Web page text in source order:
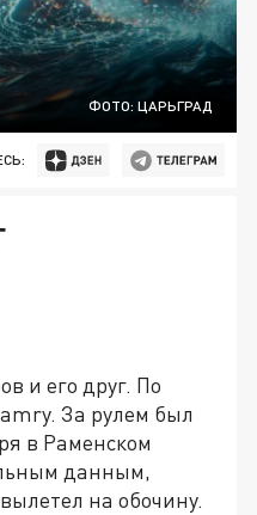
ФОТО: ЦАРЬГРАД
и его друг. По
За рулем был
в Раменском
данным,
на обочину.